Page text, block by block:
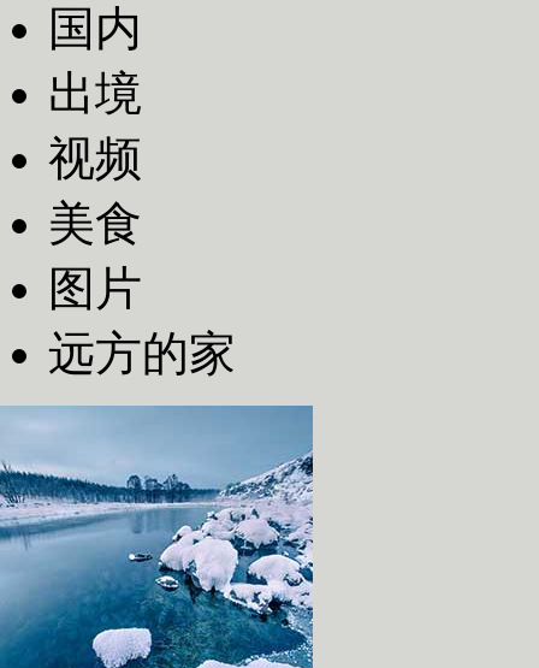
国内
出境
视频
美食
图片
远方的家